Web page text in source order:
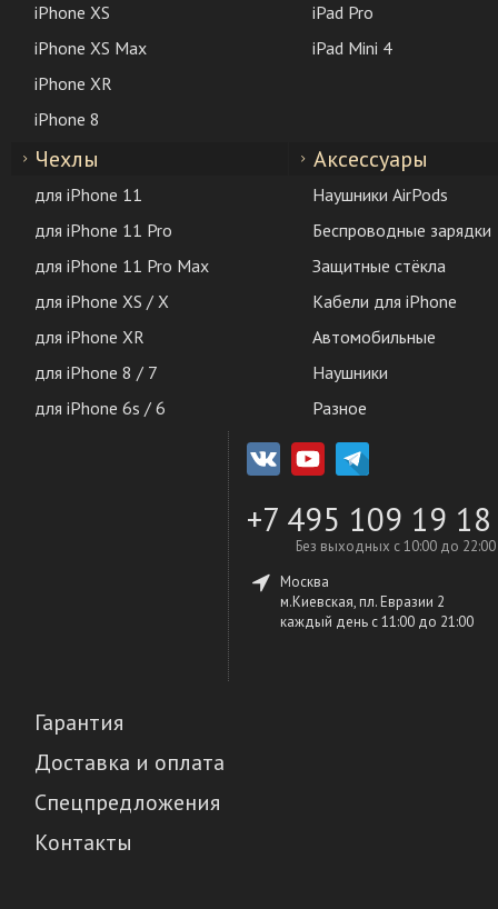
iPhone XS
iPhone XS Max
iPhone XR
iPhone 8
iPad Pro
iPad Mini 4
Чехлы
для iPhone 11
для iPhone 11 Pro
для iPhone 11 Pro Max
для iPhone XS / X
для iPhone XR
для iPhone 8 / 7
для iPhone 6s / 6
Аксессуары
Наушники AirPods
Беспроводные зарядки
Защитные стёкла
Кабели для iPhone
Автомобильные
Наушники
Разное
+7 495 109 19 18
Без выходных с 10:00 до 22:00
Москва
м.Киевская, пл. Евразии 2
каждый день c 11:00 до 21:00
Гарантия
Доставка и оплата
Спецпредложения
Контакты